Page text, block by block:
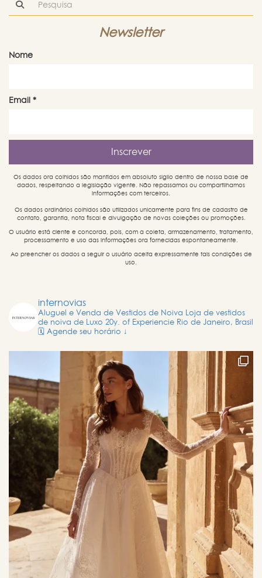
Newsletter
Nome
Email *
Os dados ora colhidos são mantidos em absoluto sigilo dentro de nossa base de
dados, respeitando a legislação vigente. Não repassamos ou compartilhamos
informações com terceiros.
Os dados ordinários colhidos são utilizados unicamente para fins de cadastro de
contato, garantia, nota fiscal e divulgação de novas coleções ou promoções.
O usuário está ciente e concorda, pois, com a coleta, armazenamento, tratamento,
processamento e uso das informações ora fornecidas espontaneamente.
Ao preencher os dados a seguir o usuário aceita expressamente tais condições de
uso.
internovias
Aluguel e Venda de Vestidos de Noiva Loja de vestidos
de noiva de Luxo 20y. of Experiencie Rio de Janeiro, Brasil
🗓️ Agende seu horário ↓